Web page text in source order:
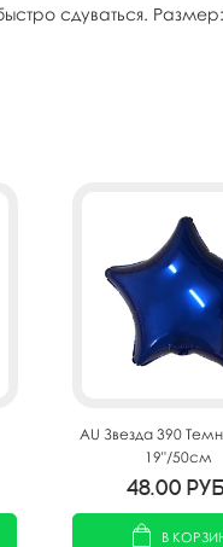
сдуваться.
AU Звезда 390
19"/50см
48.00
В